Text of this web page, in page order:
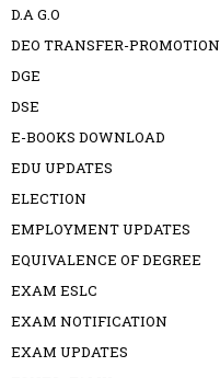
D.A G.O
DEO TRANSFER-PROMOTION
DGE
DSE
E-BOOKS DOWNLOAD
EDU UPDATES
ELECTION
EMPLOYMENT UPDATES
EQUIVALENCE OF DEGREE
EXAM ESLC
EXAM NOTIFICATION
EXAM UPDATES